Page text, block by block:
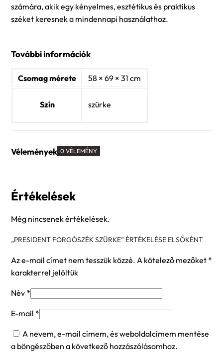
számára, akik egy kényelmes, esztétikus és praktikus
széket keresnek a mindennapi használathoz.
További információk
Csomag mérete 58 × 69 × 31 cm
Szín szürke
Vélemények 0 VÉLEMÉNY
Értékelések
Még nincsenek értékelések.
„PRESIDENT FORGÓSZÉK SZÜRKE” ÉRTÉKELÉSE ELSŐKÉNT
Az e-mail címet nem tesszük közzé. A kötelező mezőket *
karakterrel jelöltük
Név *
E-mail *
A nevem, e-mail címem, és weboldalcímem mentése
a böngészőben a következő hozzászólásomhoz.